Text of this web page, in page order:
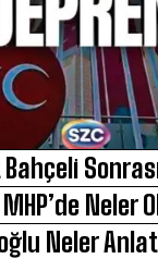
Bahçeli
Neler
Neler